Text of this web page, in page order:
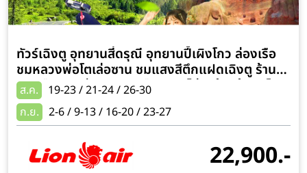
ทัวร์เฉิงตู อุทยานสี่ดรุณี อุทยานปี้เผิงโกว ล่องเรือ
ชมหลวงพ่อโตเล่อซาน ชมแสงสีตึกแฝดเฉิงตู ร้าน
หนังสือจงซูเก๋อ 5 วัน 4 คืน (ทัวร์ไม่ลงร้านช้อป) โดย
สายการบิน Thai Lion Air (SL)
ส.ค.
19-23 / 21-24 / 26-30
ก.ย.
2-6 / 9-13 / 16-20 / 23-27
22,900.-